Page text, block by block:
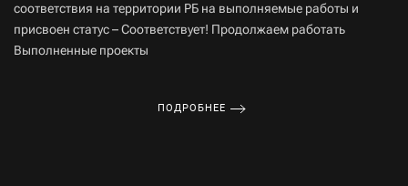
соответствия на территории РБ на выполняемые работы и
присвоен статус – Соответствует! Продолжаем работать
Выполненные проекты
ПОДРОБНЕЕ